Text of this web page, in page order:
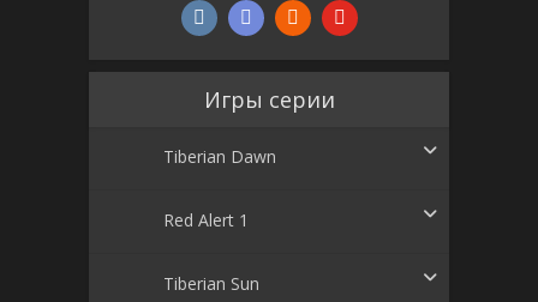
Игры серии
Tiberian Dawn
Red Alert 1
Tiberian Sun